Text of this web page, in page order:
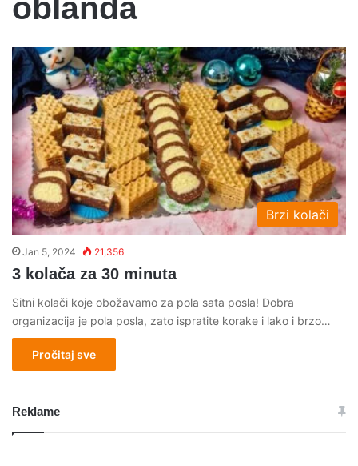
oblanda
Brzi kolači
Jan 5, 2024 21,356
3 kolača za 30 minuta
Sitni kolači koje obožavamo za pola sata posla! Dobra
organizacija je pola posla, zato ispratite korake i lako i brzo…
Pročitaj sve
Reklame